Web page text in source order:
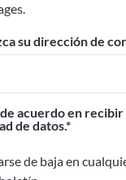
comerciales
en
publicar aquí
su dirección de
acuerdo en
de datos.
de baja en